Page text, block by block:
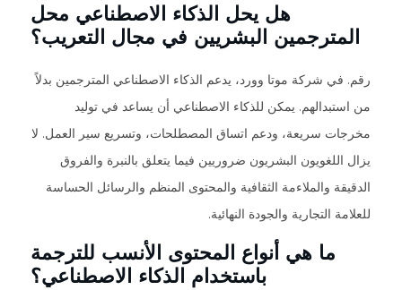
هل يحل الذكاء الاصطناعي محل
المترجمين البشريين في مجال التعريب؟
رقم. في شركة موتا وورد، يدعم الذكاء الاصطناعي المترجمين بدلاً
من استبدالهم. يمكن للذكاء الاصطناعي أن يساعد في توليد
مخرجات سريعة، ودعم اتساق المصطلحات، وتسريع سير العمل. لا
يزال اللغويون البشريون ضروريين فيما يتعلق بالنبرة والفروق
الدقيقة والملاءمة الثقافية والمحتوى المنظم والرسائل الحساسة
للعلامة التجارية والجودة النهائية.
ما هي أنواع المحتوى الأنسب للترجمة
باستخدام الذكاء الاصطناعي؟